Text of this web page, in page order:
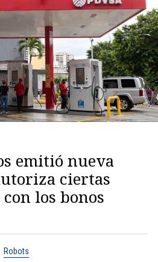
emitió nueva
ciertas
los bonos
Robots